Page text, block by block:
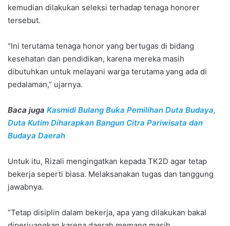
kemudian dilakukan seleksi terhadap tenaga honorer
tersebut.
“Ini terutama tenaga honor yang bertugas di bidang
kesehatan dan pendidikan, karena mereka masih
dibutuhkan untuk melayani warga terutama yang ada di
pedalaman,” ujarnya.
Baca juga Kasmidi Bulang Buka Pemilihan Duta Budaya,
Duta Kutim Diharapkan Bangun Citra Pariwisata dan
Budaya Daerah
Untuk itu, Rizali mengingatkan kepada TK2D agar tetap
bekerja seperti biasa. Melaksanakan tugas dan tanggung
jawabnya.
“Tetap disiplin dalam bekerja, apa yang dilakukan bakal